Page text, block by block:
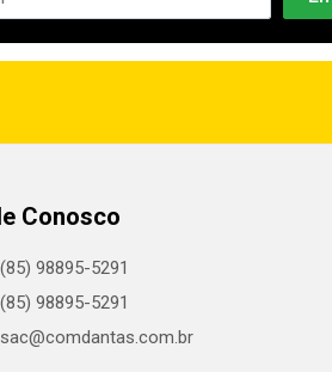
Conosco
(85) 98895-5291
(85) 98895-5291
sac@comdantas.com.br